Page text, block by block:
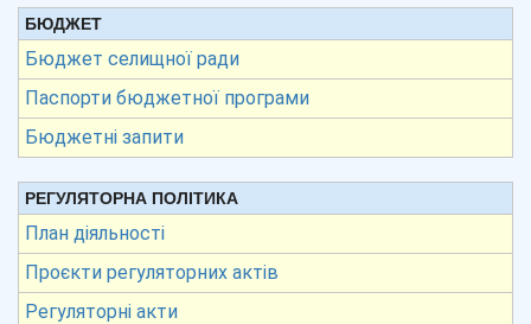
БЮДЖЕТ
Бюджет селищної ради
Паспорти бюджетної програми
Бюджетні запити
РЕГУЛЯТОРНА ПОЛІТИКА
План діяльності
Проєкти регуляторних актів
Регуляторні акти